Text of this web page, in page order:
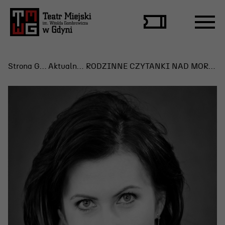
Repertuar
Scena Letnia
Aktualne spektakle
Bilety
Archiwum spektakli